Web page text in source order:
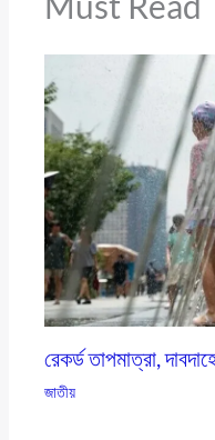
রেকর্ড তাপমাত্রা,
জাতীয়